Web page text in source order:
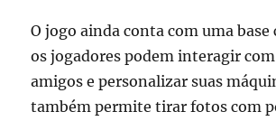
O jogo ainda conta com uma
os jogadores podem interagir com
amigos e personalizar suas
também permite tirar fotos com